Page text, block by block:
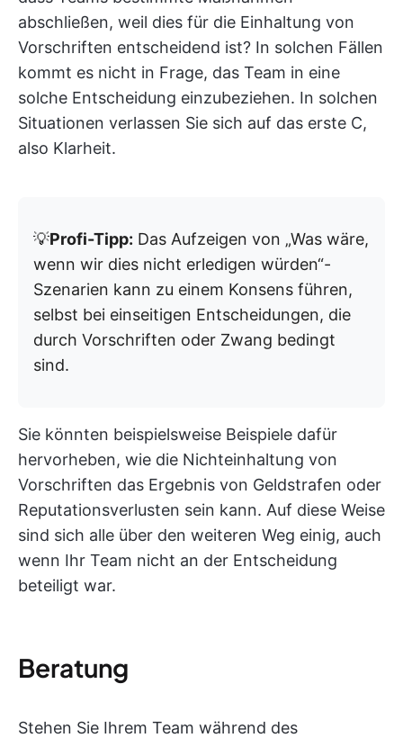
abschließen, weil dies für die Einhaltung von
Vorschriften entscheidend ist? In solchen Fällen
kommt es nicht in Frage, das Team in eine
solche Entscheidung einzubeziehen. In solchen
Situationen verlassen Sie sich auf das erste C,
also Klarheit.
💡Profi-Tipp: Das Aufzeigen von „Was wäre,
wenn wir dies nicht erledigen würden“-
Szenarien kann zu einem Konsens führen,
selbst bei einseitigen Entscheidungen, die
durch Vorschriften oder Zwang bedingt
sind.
Sie könnten beispielsweise Beispiele dafür
hervorheben, wie die Nichteinhaltung von
Vorschriften das Ergebnis von Geldstrafen oder
Reputationsverlusten sein kann. Auf diese Weise
sind sich alle über den weiteren Weg einig, auch
wenn Ihr Team nicht an der Entscheidung
beteiligt war.
Beratung
Stehen Sie Ihrem Team während des